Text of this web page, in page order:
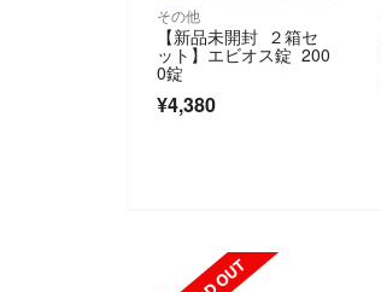
その他
【新品未開封 ２箱セ
ット】エビオス錠 200
0錠
¥4,380